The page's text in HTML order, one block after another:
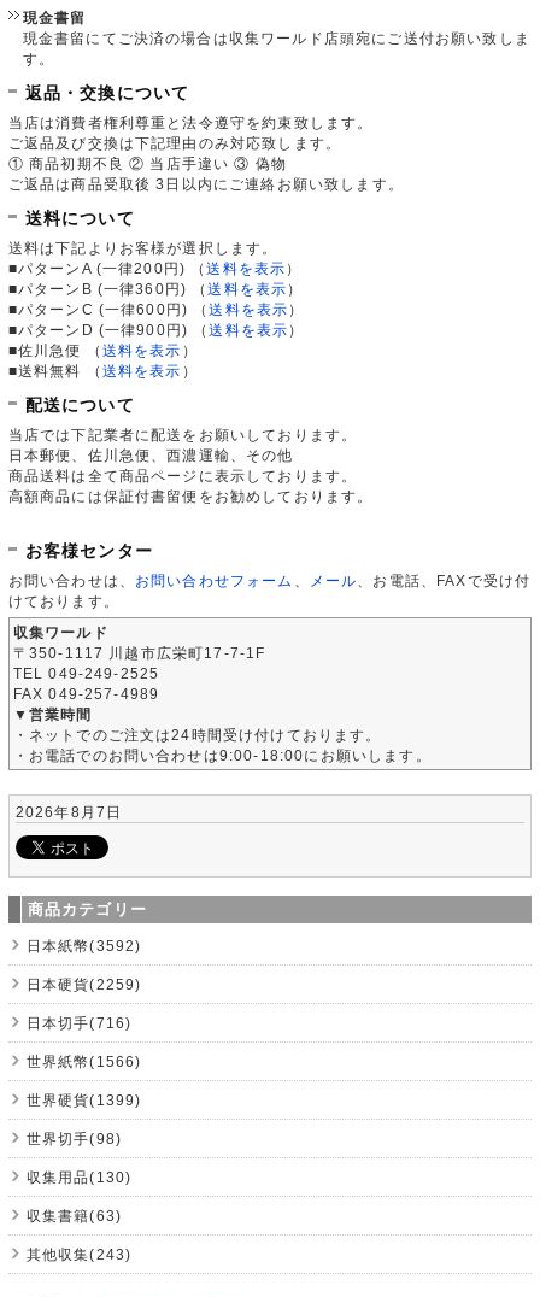
現金書留
現金書留にてご決済の場合は収集ワールド店頭宛にご送付お願い致しま
す。
返品・交換について
当店は消費者権利尊重と法令遵守を約束致します。
ご返品及び交換は下記理由のみ対応致します。
① 商品初期不良 ② 当店手違い ③ 偽物
ご返品は商品受取後 3日以内にご連絡お願い致します。
送料について
送料は下記よりお客様が選択します。
■パターンA (一律200円)
（送料を表示 ）
■パターンB (一律360円)
（送料を表示 ）
■パターンC (一律600円)
（送料を表示 ）
■パターンD (一律900円)
（送料を表示 ）
■佐川急便
（ 送料を表示 ）
■送料無料
（ 送料を表示 ）
配送について
当店では下記業者に配送をお願いしております。
日本郵便、佐川急便、西濃運輸、その他
商品送料は全て商品ページに表示しております。
高額商品には保証付書留便をお勧めしております。
お客様センター
お問い合わせは、 お問い合わせフォーム メール 、お電話、FAXで受け付
けております。
収集ワールド
〒350-1117 川越市広栄町17-7-1F
TEL 049-249-2525
FAX 049-257-4989
▼営業時間
・ネットでのご注文は24時間受け付けております。
・お電話でのお問い合わせは9:00-18:00にお願いします。
2026年8月7日
商品カテゴリー
日本紙幣(3592)
日本硬貨(2259)
日本切手(716)
世界紙幣(1566)
世界硬貨(1399)
世界切手(98)
収集用品(130)
収集書籍(63)
其他収集(243)